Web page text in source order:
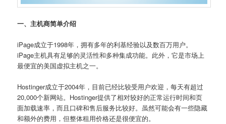
一、主机商简单介绍
iPage成立于1998年，拥有多年的利基经验以及数百万用户。
iPage主机具有足够的灵活性和多种集成功能。此外，它是市场上
最便宜的美国虚拟主机之一。
Hostinger成立于2004年，目前已经比较受用户欢迎，每天有超过
20,000个新网站。Hostinger提供了相对较好的正常运行时间和页
面加载速率，而且口碑和售后服务比较好。虽然可能会有一些隐藏
和额外的费用，但整体租用价格还是很便宜的。